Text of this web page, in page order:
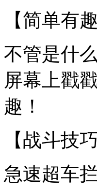
【简单有
不管是什
屏幕上戳
趣！
【战斗技
急速超车